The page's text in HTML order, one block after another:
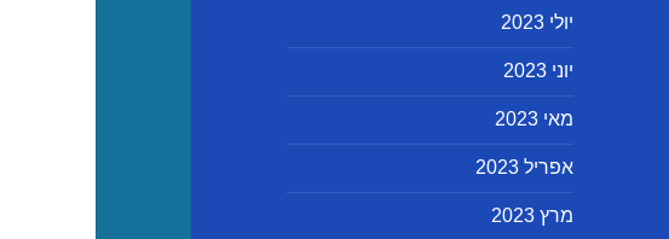
יולי 2023
יוני 2023
מאי 2023
אפריל 2023
מרץ 2023